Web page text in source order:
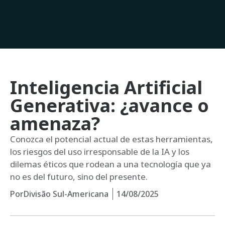
Inteligencia Artificial
Generativa: ¿avance o
amenaza?
Conozca el potencial actual de estas herramientas,
los riesgos del uso irresponsable de la IA y los
dilemas éticos que rodean a una tecnología que ya
no es del futuro, sino del presente.
PorDivisão Sul-Americana 14/08/2025